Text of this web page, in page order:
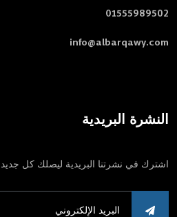
01555989502
info@albarqawy.com
النشرة البريدية
اشترك في نشرتنا البريدية ليصلك كل جديد